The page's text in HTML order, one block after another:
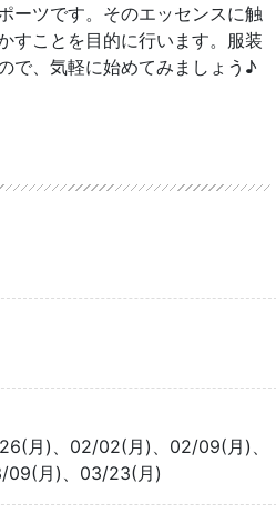
ーツです。そのエッセンスに触
すことを目的に行います。服装
で、気軽に始めてみましょう♪
月)、02/02(月)、02/09(月)、
09(月)、03/23(月)